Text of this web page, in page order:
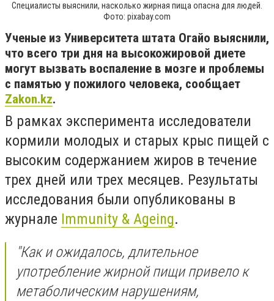
Специалисты выяснили, насколько жирная пища опасна для людей.
Фото: pixabay.com
Ученые из Университета штата Огайо выяснили,
что всего три дня на высокожировой диете
могут вызвать воспаление в мозге и проблемы
с памятью у пожилого человека, сообщает
Zakon.kz.
В рамках эксперимента исследователи
кормили молодых и старых крыс пищей с
высоким содержанием жиров в течение
трех дней или трех месяцев. Результаты
исследования были опубликованы в
журнале Immunity & Ageing.
"Как и ожидалось, длительное
употребление жирной пищи привело к
метаболическим нарушениям,